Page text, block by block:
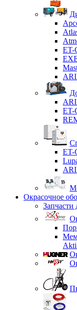
ET-
ET-
ET-
Окрасочное
Запчасти